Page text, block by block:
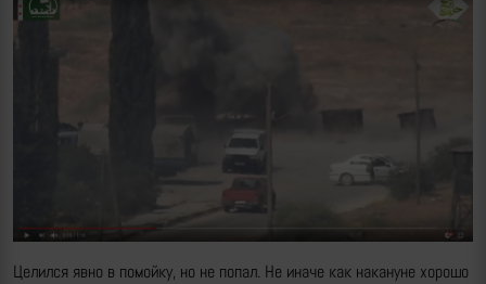
Целился явно в помойку, но не попал. Не иначе как накануне хорошо